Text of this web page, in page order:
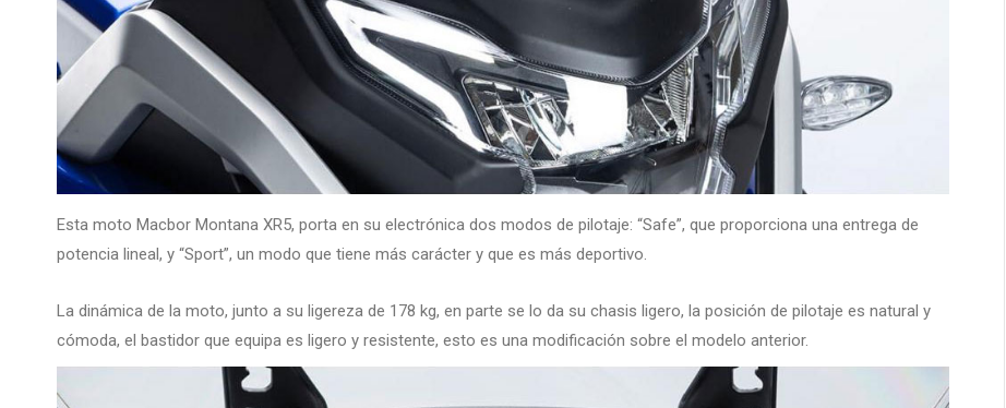
Esta moto Macbor Montana XR5, porta en su electrónica dos modos de pilotaje: “Safe”, que proporciona una entrega de
potencia lineal, y “Sport”, un modo que tiene más carácter y que es más deportivo.
La dinámica de la moto, junto a su ligereza de 178 kg, en parte se lo da su chasis ligero, la posición de pilotaje es natural y
cómoda, el bastidor que equipa es ligero y resistente, esto es una modificación sobre el modelo anterior.